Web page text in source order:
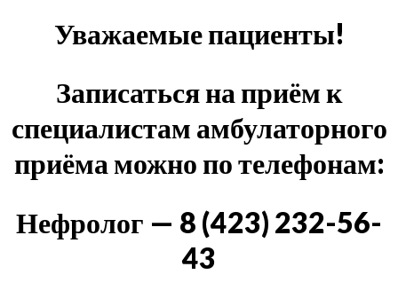
Уважаемые пациенты!
Записаться на приём к
специалистам амбулаторного
приёма можно по телефонам:
Нефролог — 8 (423) 232-56-
43